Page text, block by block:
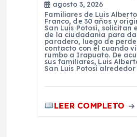
agosto 3, 2026
Familiares de Luis
Franco, de 30 años y
San Luis Potosí, solicitan
de la ciudadanía para
paradero, luego de
contacto con él cuando
rumbo a Irapuato. De
sus familiares, Luis
San Luis Potosí
LEER COMPLETO